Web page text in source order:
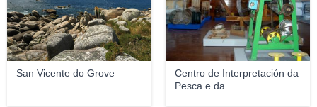
San Vicente do Grove
Centro de Interpretación da
Pesca e da...